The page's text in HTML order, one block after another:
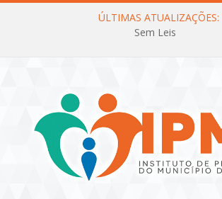
ÚLTIMAS ATUALIZAÇÕES:
Sem Leis